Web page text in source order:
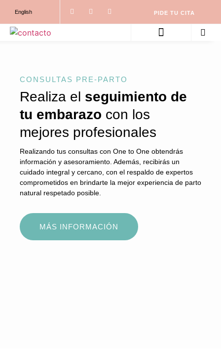
English PIDE TU CITA
CONSULTAS PRE-PARTO
Realiza el seguimiento de
tu embarazo con los
mejores profesionales
Realizando tus consultas con One to One obtendrás
información y asesoramiento. Además, recibirás un
cuidado integral y cercano, con el respaldo de expertos
comprometidos en brindarte la mejor experiencia de parto
natural respetado posible.
MÁS INFORMACIÓN